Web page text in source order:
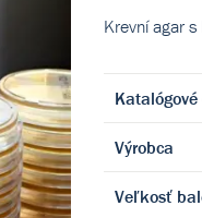
Krevní agar
Katalógové
Výrobca
Veľkosť